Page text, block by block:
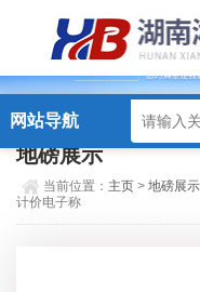
网站导航
地磅展示
当前位置： 主页 >地磅展示
计价电子称